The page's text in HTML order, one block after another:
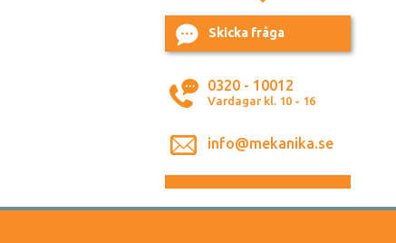
Skicka fråga
0320 - 10012
Vardagar kl. 10 - 16
info@mekanika.se